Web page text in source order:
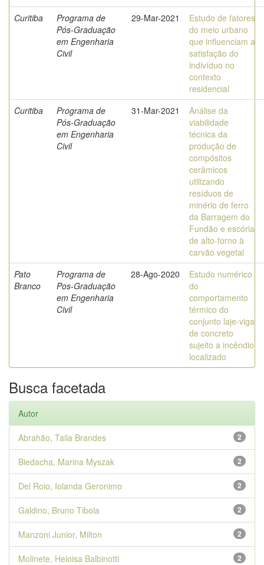
Curitiba
Programa de
Pós-Graduação
em Engenharia
Civil
29-Mar-2021
Estudo de fatores
do meio urbano
que influenciam a
satisfação do
indivíduo no
contexto
residencial
Curitiba
Programa de
Pós-Graduação
em Engenharia
Civil
31-Mar-2021
Análise da
viabilidade
técnica da
produção de
compósitos
cerâmicos
utilizando
resíduos de
minério de ferro
da Barragem do
Fundão e escória
de alto-forno à
carvão vegetal
Pato
Branco
Programa de
Pos-Graduação
em Engenharia
Civil
28-Ago-2020
Estudo numérico
do
comportamento
térmico do
conjunto laje-viga
de concreto
sujeito a incêndio
localizado
Busca facetada
Autor
2
Abrahão, Taila Brandes
2
Biedacha, Marina Myszak
2
Del Roio, Iolanda Geronimo
2
Galdino, Bruno Tibola
2
Manzoni Junior, Milton
2
Molinete, Heloisa Balbinotti